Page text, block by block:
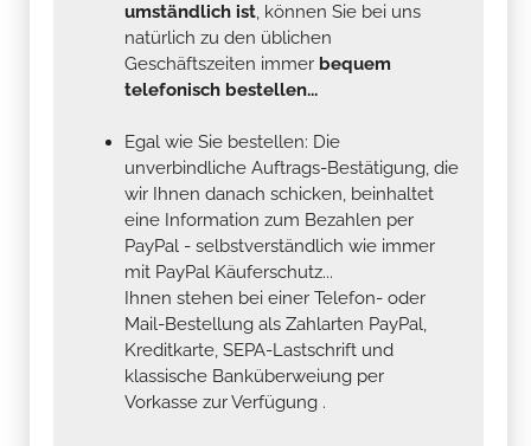
umständlich ist, können Sie bei uns
natürlich zu den üblichen
Geschäftszeiten immer bequem
telefonisch bestellen...
Egal wie Sie bestellen: Die
unverbindliche Auftrags-Bestätigung, die
wir Ihnen danach schicken, beinhaltet
eine Information zum Bezahlen per
PayPal - selbstverständlich wie immer
mit PayPal Käuferschutz...
Ihnen stehen bei einer Telefon- oder
Mail-Bestellung als Zahlarten PayPal,
Kreditkarte, SEPA-Lastschrift und
klassische Banküberweiung per
Vorkasse zur Verfügung .